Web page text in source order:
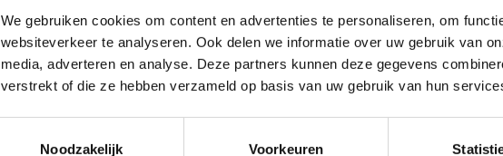
We gebruiken cookies om content en advertenties te personaliseren, om
websiteverkeer te analyseren. Ook delen we informatie over uw gebruik van
media, adverteren en analyse. Deze partners kunnen deze gegevens
verstrekt of die ze hebben verzameld op basis van uw gebruik van hun
Noodzakelijk Voorkeuren